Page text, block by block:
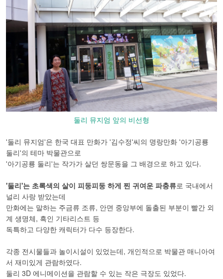
둘리 뮤지엄 앞의 비선형
'둘리 뮤지엄'은 한국 대표 만화가 '김수정'씨의 명랑만화 '아기공룡
둘리'의 테마 박물관으로
'아기공룡 둘리'는 작가가 살던 쌍문동을 그 배경으로 하고 있다.
'둘리'는 초록색의 살이 피둥피둥 하게 찐 귀여운 파충류로 국내에서
널리 사랑 받았는데
만화에는 말하는 주금류 조류, 안면 중앙부에 돌출된 부분이 빨간 외
계 생명체, 흑인 기타리스트 등
독특하고 다양한 캐릭터가 다수 등장한다.
각종 전시물들과 놀이시설이 있었는데, 개인적으로 박물관 매니아여
서 재미있게 관람하였다.
둘리 3D 에니메이션을 관람할 수 있는 작은 극장도 있었다.